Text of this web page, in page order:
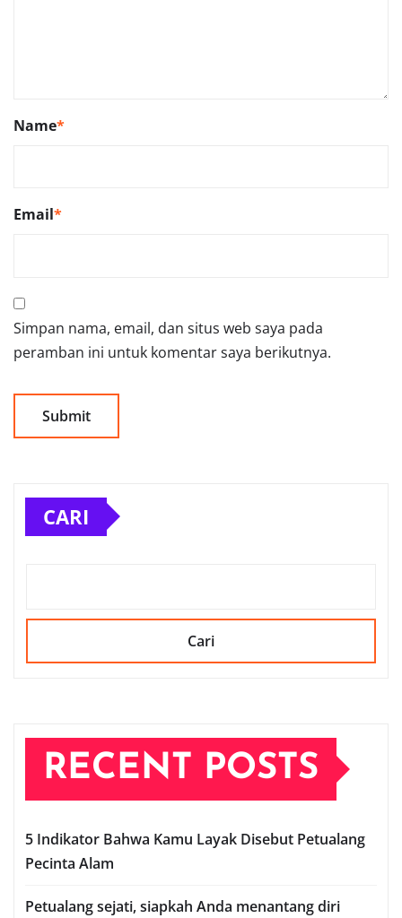
Name*
Email*
Simpan nama, email, dan situs web saya pada
peramban ini untuk komentar saya berikutnya.
CARI
Cari
RECENT POSTS
5 Indikator Bahwa Kamu Layak Disebut Petualang
Pecinta Alam
Petualang sejati, siapkah Anda menantang diri